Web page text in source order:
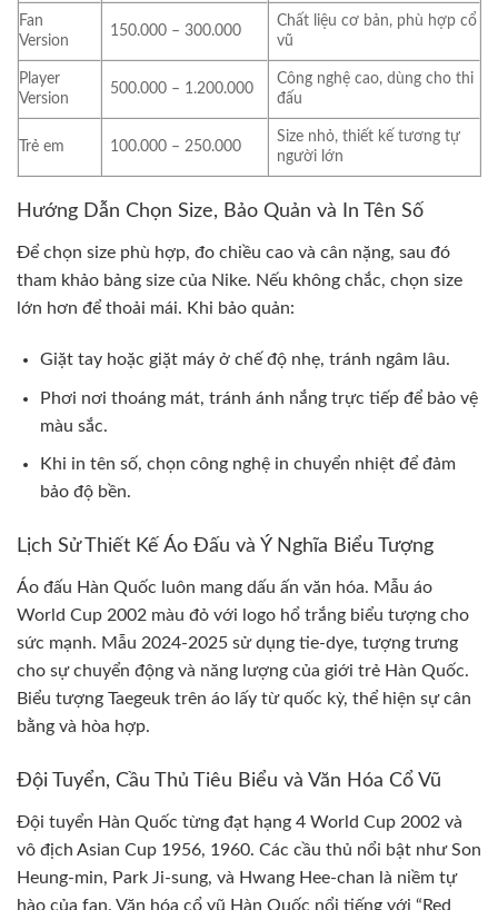
Fan
Version
150.000 – 300.000
Chất liệu cơ bản, phù hợp cổ
vũ
Player
Version
500.000 – 1.200.000
Công nghệ cao, dùng cho thi
đấu
Trẻ em 100.000 – 250.000
Size nhỏ, thiết kế tương tự
người lớn
Hướng Dẫn Chọn Size, Bảo Quản và In Tên Số
Để chọn size phù hợp, đo chiều cao và cân nặng, sau đó
tham khảo bảng size của Nike. Nếu không chắc, chọn size
lớn hơn để thoải mái. Khi bảo quản:
Giặt tay hoặc giặt máy ở chế độ nhẹ, tránh ngâm lâu.
Phơi nơi thoáng mát, tránh ánh nắng trực tiếp để bảo vệ
màu sắc.
Khi in tên số, chọn công nghệ in chuyển nhiệt để đảm
bảo độ bền.
Lịch Sử Thiết Kế Áo Đấu và Ý Nghĩa Biểu Tượng
Áo đấu Hàn Quốc luôn mang dấu ấn văn hóa. Mẫu áo
World Cup 2002 màu đỏ với logo hổ trắng biểu tượng cho
sức mạnh. Mẫu 2024-2025 sử dụng tie-dye, tượng trưng
cho sự chuyển động và năng lượng của giới trẻ Hàn Quốc.
Biểu tượng Taegeuk trên áo lấy từ quốc kỳ, thể hiện sự cân
bằng và hòa hợp.
Đội Tuyển, Cầu Thủ Tiêu Biểu và Văn Hóa Cổ Vũ
Đội tuyển Hàn Quốc từng đạt hạng 4 World Cup 2002 và
vô địch Asian Cup 1956, 1960. Các cầu thủ nổi bật như Son
Heung-min, Park Ji-sung, và Hwang Hee-chan là niềm tự
hào của fan. Văn hóa cổ vũ Hàn Quốc nổi tiếng với “Red